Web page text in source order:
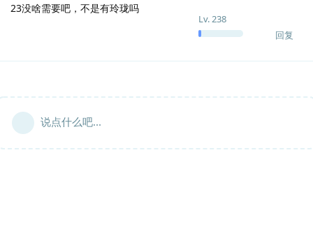
Lv.238
23没啥需要吧，不是有玲珑吗
回复
说点什么吧...